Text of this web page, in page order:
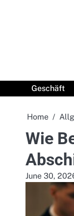
Geschäft
Home
Wie
June 30,